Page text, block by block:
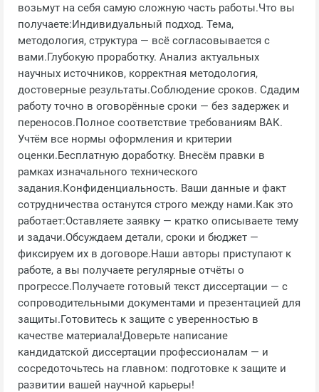
возьмут на себя самую сложную часть работы.Что вы
получаете:Индивидуальный подход. Тема,
методология, структура — всё согласовывается с
вами.Глубокую проработку. Анализ актуальных
научных источников, корректная методология,
достоверные результаты.Соблюдение сроков. Сдадим
работу точно в оговорённые сроки — без задержек и
переносов.Полное соответствие требованиям ВАК.
Учтём все нормы оформления и критерии
оценки.Бесплатную доработку. Внесём правки в
рамках изначального технического
задания.Конфиденциальность. Ваши данные и факт
сотрудничества останутся строго между нами.Как это
работает:Оставляете заявку — кратко описываете тему
и задачи.Обсуждаем детали, сроки и бюджет —
фиксируем их в договоре.Наши авторы приступают к
работе, а вы получаете регулярные отчёты о
прогрессе.Получаете готовый текст диссертации — с
сопроводительными документами и презентацией для
защиты.Готовитесь к защите с уверенностью в
качестве материала!Доверьте написание
кандидатской диссертации профессионалам — и
сосредоточьтесь на главном: подготовке к защите и
развитии вашей научной карьеры!